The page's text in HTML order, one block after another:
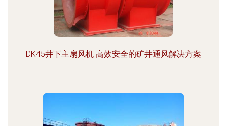
DK45井下主扇风机 高效安全的矿井通风解决方案